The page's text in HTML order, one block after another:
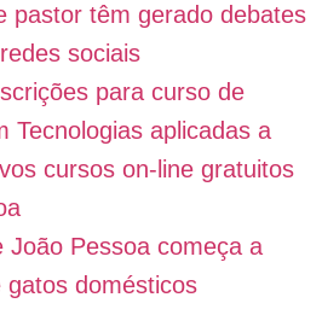
pastor têm gerado debates
sociais
para curso de
Tecnologias aplicadas a
cursos on-line gratuitos
João Pessoa começa a
domésticos